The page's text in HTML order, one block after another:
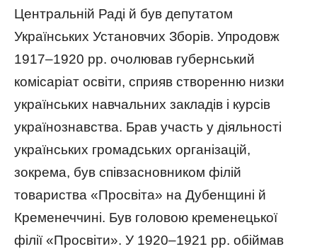
Центральній Раді й був депутатом
Українських Установчих Зборів. Упродовж
1917–1920 рр. очолював губернський
комісаріат освіти, сприяв створенню низки
українських навчальних закладів і курсів
українознавства. Брав участь у діяльності
українських громадських організацій,
зокрема, був співзасновником філій
товариства «Просвіта» на Дубенщині й
Кременеччині. Був головою кременецької
філії «Просвіти». У 1920–1921 рр. обіймав